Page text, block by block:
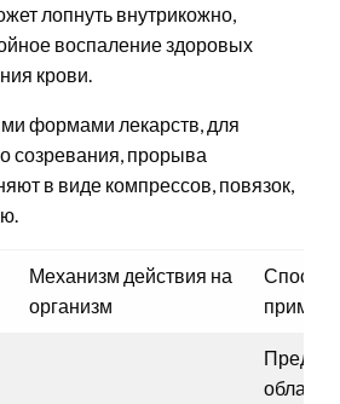
лопнуть внутрикожно,
воспаление здоровых
крови.
формами лекарств, для
созревания, прорыва
в виде компрессов, повязок,
Механизм действия на
организм
Способ